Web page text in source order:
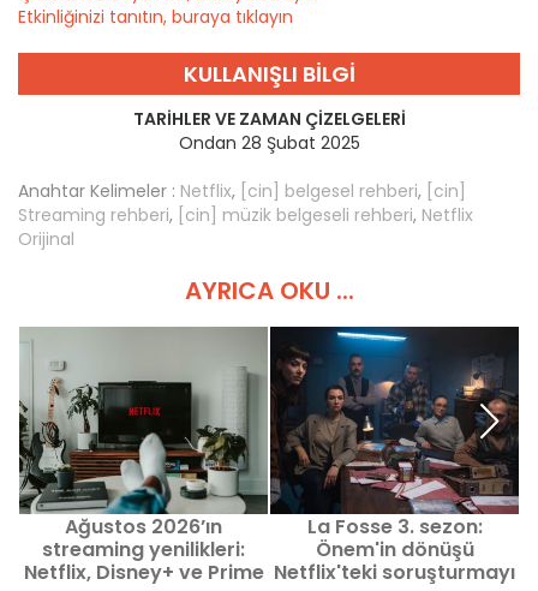
Etkinliğinizi tanıtın, buraya tıklayın
KULLANIŞLI BILGI
TARIHLER VE ZAMAN ÇIZELGELERI
Ondan 28 Şubat 2025
Anahtar Kelimeler : Netflix, [cin] belgesel rehberi, [cin]
Streaming rehberi, [cin] müzik belgeseli rehberi, Netflix
Orijinal
AYRICA OKU ...
Ağustos 2026’ın
streaming yenilikleri:
Netflix, Disney+ ve Prime
La Fosse 3. sezon:
Önem'in dönüşü
Netflix'teki soruşturmayı